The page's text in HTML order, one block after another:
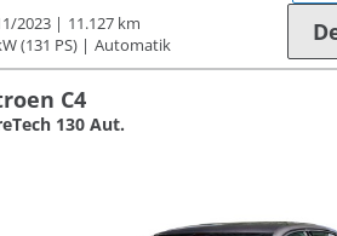
2023
11.127 km
(131 PS)
Automatik
C4
130 Aut.